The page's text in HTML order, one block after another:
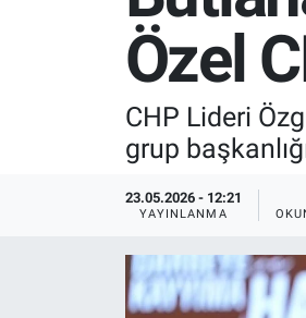
Özel
CHP Lideri
grup
23.05.2026 - 12:21
YAYINLANMA